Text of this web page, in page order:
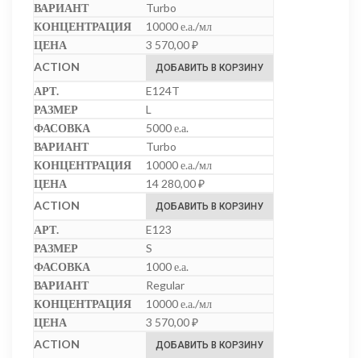
Turbo
10000 е.а./мл
3 570,00₽
ДОБАВИТЬ В КОРЗИНУ
E124T
L
5000 е.а.
Turbo
10000 е.а./мл
14 280,00₽
ДОБАВИТЬ В КОРЗИНУ
E123
S
1000 е.а.
Regular
10000 е.а./мл
3 570,00₽
ДОБАВИТЬ В КОРЗИНУ